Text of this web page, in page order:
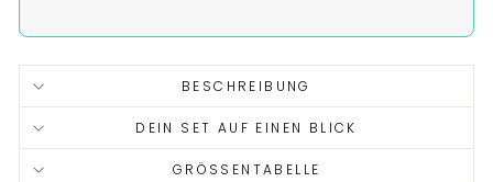
BESCHREIBUNG
DEIN SET AUF EINEN BLICK
GRÖSSENTABELLE